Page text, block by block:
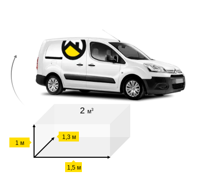
2 м3
1 м
1,3 м
1,5 м